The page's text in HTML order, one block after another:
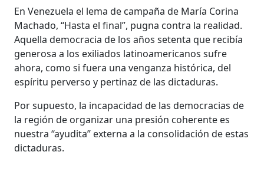
En Venezuela el lema de campaña de María Corina
Machado, “Hasta el final”, pugna contra la realidad.
Aquella democracia de los años setenta que recibía
generosa a los exiliados latinoamericanos sufre
ahora, como si fuera una venganza histórica, del
espíritu perverso y pertinaz de las dictaduras.
Por supuesto, la incapacidad de las democracias de
la región de organizar una presión coherente es
nuestra “ayudita” externa a la consolidación de estas
dictaduras.